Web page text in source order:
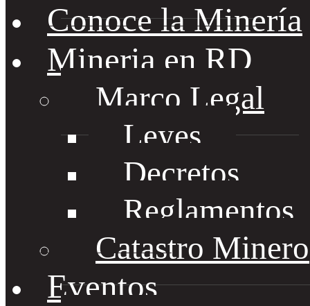
Conoce la Minería
Mineria en RD
Marco Legal
Leyes
Decretos
Reglamentos
Catastro Minero
Eventos